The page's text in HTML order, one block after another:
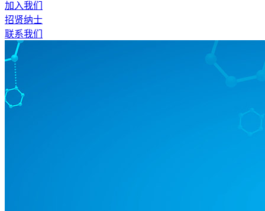
加入我们
招贤纳士
联系我们